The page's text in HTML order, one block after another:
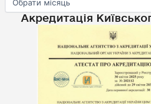
Акредитація